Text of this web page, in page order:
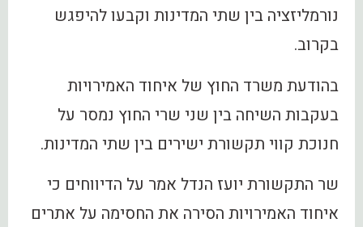
נורמליזציה בין שתי המדינות וקבעו להיפגש
בקרוב.
בהודעת משרד החוץ של איחוד האמירויות
בעקבות השיחה בין שני שרי החוץ נמסר על
חנוכת קווי תקשורת ישירים בין שתי המדינות.
‏שר התקשורת יועז הנדל אמר על הדיווחים כי
איחוד האמירויות הסירה את החסימה על אתרים